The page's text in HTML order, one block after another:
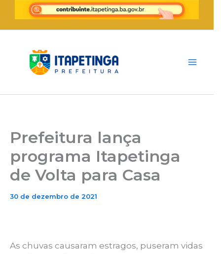
para
conteúdo
Prefeitura lança
programa Itapetinga
de Volta para Casa
30 de dezembro de 2021
As chuvas causaram estragos, puseram vidas